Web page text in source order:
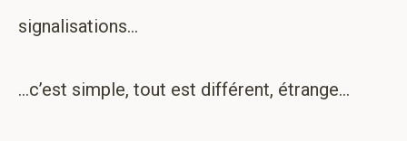
signalisations…
…c’est simple, tout est différent, étrange…